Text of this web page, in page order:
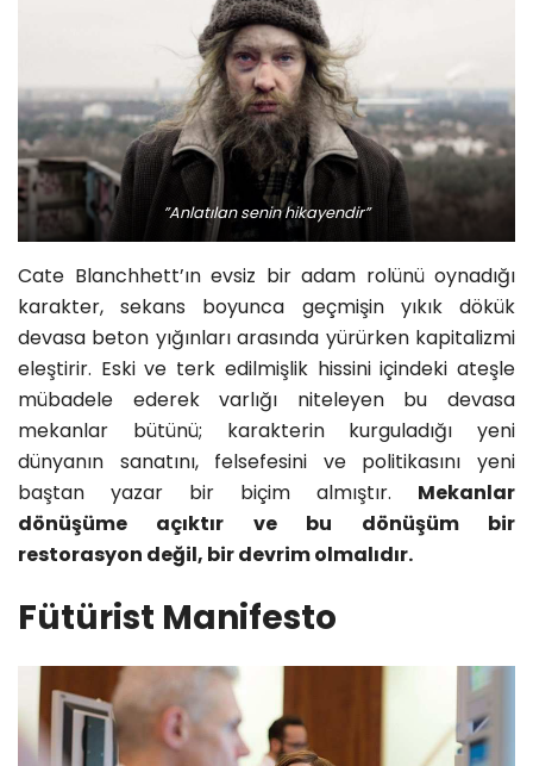
”Anlatılan senin hikayendir”
Cate Blanchhett’ın evsiz bir adam rolünü oynadığı
karakter, sekans boyunca geçmişin yıkık dökük
devasa beton yığınları arasında yürürken kapitalizmi
eleştirir. Eski ve terk edilmişlik hissini içindeki ateşle
mübadele ederek varlığı niteleyen bu devasa
mekanlar bütünü; karakterin kurguladığı yeni
dünyanın sanatını, felsefesini ve politikasını yeni
baştan yazar bir biçim almıştır. Mekanlar
dönüşüme açıktır ve bu dönüşüm bir
restorasyon değil, bir devrim olmalıdır.
Fütürist Manifesto